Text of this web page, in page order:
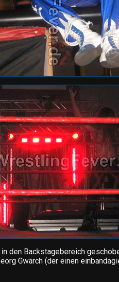
den Backstagebereich
Gwärch (der einen